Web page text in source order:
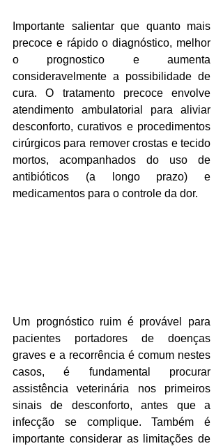
Importante salientar que quanto mais
precoce e rápido o diagnóstico, melhor
o prognostico e aumenta
consideravelmente a possibilidade de
cura. O tratamento precoce envolve
atendimento ambulatorial para aliviar
desconforto, curativos e procedimentos
cirúrgicos para remover crostas e tecido
mortos, acompanhados do uso de
antibióticos (a longo prazo) e
medicamentos para o controle da dor.
Um prognóstico ruim é provável para
pacientes portadores de doenças
graves e a recorrência é comum nestes
casos, é fundamental procurar
assistência veterinária nos primeiros
sinais de desconforto, antes que a
infecção se complique. Também é
importante considerar as limitações de